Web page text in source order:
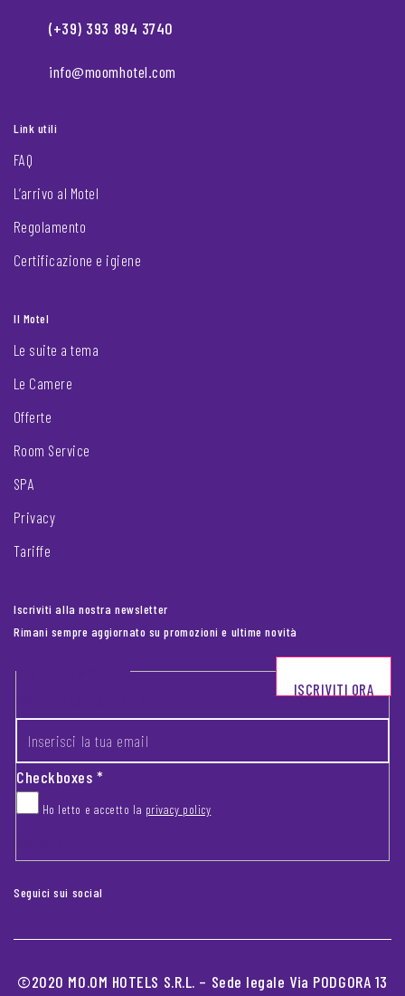
(+39) 393 894 3740
info@moomhotel.com
Link utili
FAQ
L’arrivo al Motel
Regolamento
Certificazione e igiene
Il Motel
Le suite a tema
Le Camere
Offerte
Room Service
SPA
Privacy
Tariffe
Iscriviti alla nostra newsletter
Rimani sempre aggiornato su promozioni e ultime novità
Footer newsletter
Checkboxes*
Ho letto e accetto la privacy policy
ISCRIVITI ORA
Seguici sui social
©2020 MO.OM HOTELS S.R.L. – Sede legale Via PODGORA 13